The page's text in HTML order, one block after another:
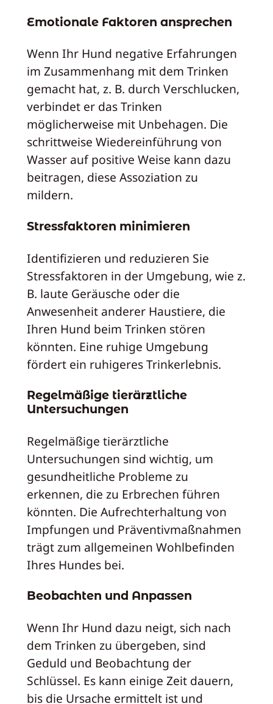
Emotionale Faktoren ansprechen
Wenn Ihr Hund negative Erfahrungen
im Zusammenhang mit dem Trinken
gemacht hat, z. B. durch Verschlucken,
verbindet er das Trinken
möglicherweise mit Unbehagen. Die
schrittweise Wiedereinführung von
Wasser auf positive Weise kann dazu
beitragen, diese Assoziation zu
mildern.
Stressfaktoren minimieren
Identifizieren und reduzieren Sie
Stressfaktoren in der Umgebung, wie z.
B. laute Geräusche oder die
Anwesenheit anderer Haustiere, die
Ihren Hund beim Trinken stören
könnten. Eine ruhige Umgebung
fördert ein ruhigeres Trinkerlebnis.
Regelmäßige tierärztliche
Untersuchungen
Regelmäßige tierärztliche
Untersuchungen sind wichtig, um
gesundheitliche Probleme zu
erkennen, die zu Erbrechen führen
könnten. Die Aufrechterhaltung von
Impfungen und Präventivmaßnahmen
trägt zum allgemeinen Wohlbefinden
Ihres Hundes bei.
Beobachten und Anpassen
Wenn Ihr Hund dazu neigt, sich nach
dem Trinken zu übergeben, sind
Geduld und Beobachtung der
Schlüssel. Es kann einige Zeit dauern,
bis die Ursache ermittelt ist und